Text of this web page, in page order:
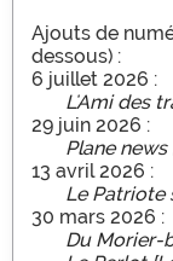
Ajouts de
dessous) :
6 juillet 2026 :
L'Ami des
29 juin 2026 :
Plane news
13 avril 2026 :
Le Patriote
30 mars 2026 :
Du Morier-